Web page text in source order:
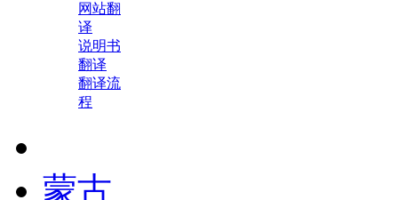
网站翻
译
说明书
翻译
翻译流
程
蒙古